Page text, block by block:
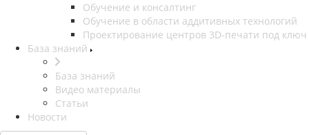
Обучение и консалтинг
Обучение в области аддитивных технологий
Проектирование центров 3D-печати под ключ
База знаний
База знаний
Видео материалы
Статьи
Новости